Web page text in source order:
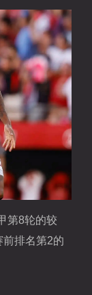
第8轮的较
排名第2的